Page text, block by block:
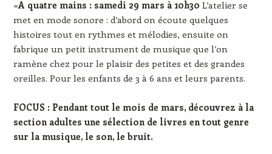
=A quatre mains : samedi 29 mars à 10h30 L’atelier se
met en mode sonore : d’abord on écoute quelques
histoires tout en rythmes et mélodies, ensuite on
fabrique un petit instrument de musique que l’on
ramène chez pour le plaisir des petites et des grandes
oreilles. Pour les enfants de 3 à 6 ans et leurs parents.
FOCUS : Pendant tout le mois de mars, découvrez à la
section adultes une sélection de livres en tout genre
sur la musique, le son, le bruit.